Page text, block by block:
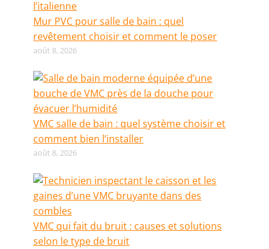
Mur PVC pour salle de bain : quel
revêtement choisir et comment le poser
août 8, 2026
VMC salle de bain : quel système choisir et
comment bien l’installer
août 8, 2026
VMC qui fait du bruit : causes et solutions
selon le type de bruit